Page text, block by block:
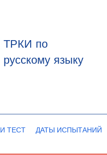
ТРКИ по
русскому языку
ТЕСТ ДАТЫ ИСПЫТАНИЙ